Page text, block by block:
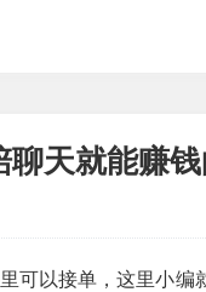
天就能赚
可以接单，这里小编